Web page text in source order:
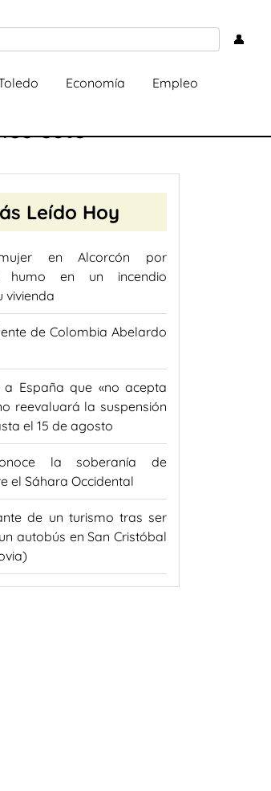
👤
Economía Empleo
este
Leído Hoy
en Alcorcón por
humo en un incendio
vivienda
de Colombia Abelardo
España que «no acepta
reevaluará la suspensión
el 15 de agosto
la soberanía de
el Sáhara Occidental
de un turismo tras ser
autobús en San Cristóbal